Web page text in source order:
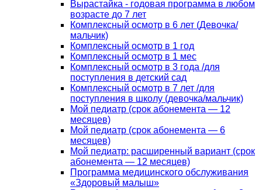
Вырастайка - годовая программа в любом
возрасте до 7 лет
Комплексный осмотр в 6 лет (Девочка/
мальчик)
Комплексный осмотр в 1 год
Комплексный осмотр в 1 мес
Комплексный осмотр в 3 года /для
поступления в детский сад
Комплексный осмотр в 7 лет /для
поступления в школу (девочка/мальчик)
Мой педиатр (срок абонемента — 12
месяцев)
Мой педиатр (срок абонемента — 6
месяцев)
Мой педиатр: расширенный вариант (срок
абонемента — 12 месяцев)
Программа медицинского обслуживания
«Здоровый малыш»